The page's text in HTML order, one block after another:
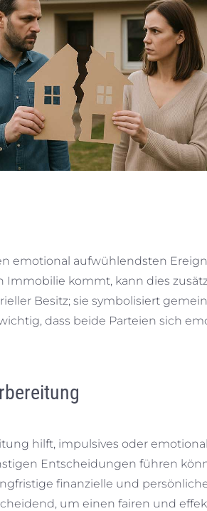
emotional aufwühlendsten
Immobilie kommt, kann dies
Besitz; sie symbolisiert
dass beide Parteien sich
hilft, impulsives oder
Entscheidungen führen
finanzielle und
um einen fairen und